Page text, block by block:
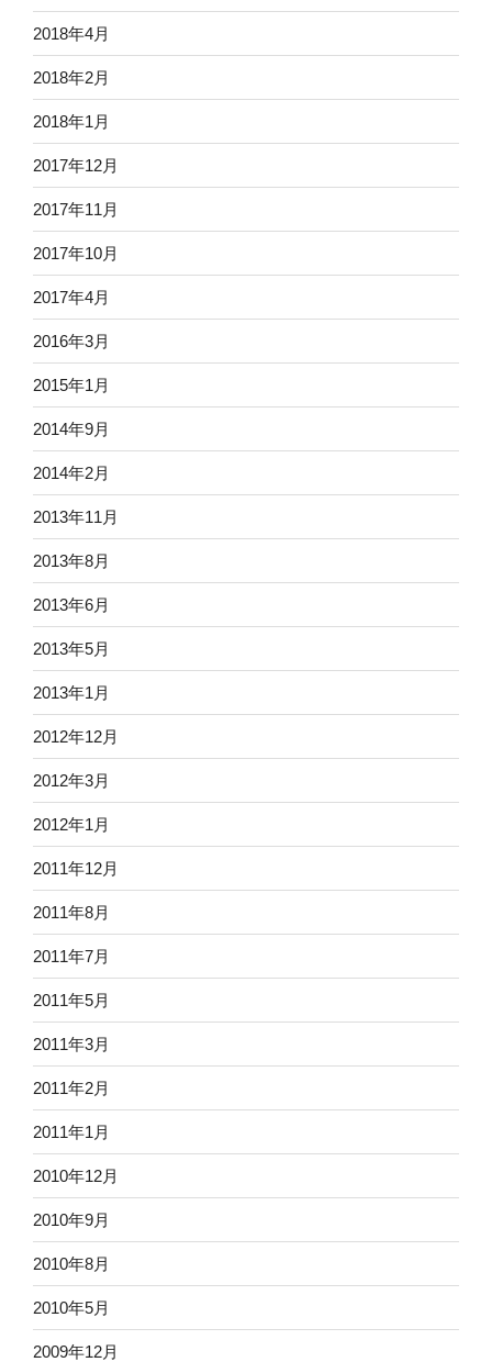
2018年4月
2018年2月
2018年1月
2017年12月
2017年11月
2017年10月
2017年4月
2016年3月
2015年1月
2014年9月
2014年2月
2013年11月
2013年8月
2013年6月
2013年5月
2013年1月
2012年12月
2012年3月
2012年1月
2011年12月
2011年8月
2011年7月
2011年5月
2011年3月
2011年2月
2011年1月
2010年12月
2010年9月
2010年8月
2010年5月
2009年12月